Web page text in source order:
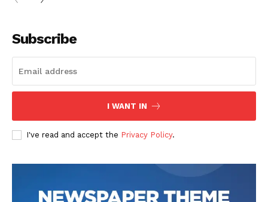
Subscribe
I WANT IN
I've read and accept the Privacy Policy.